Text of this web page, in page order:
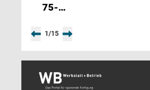
75-
gemeinsam
Partner
1/15